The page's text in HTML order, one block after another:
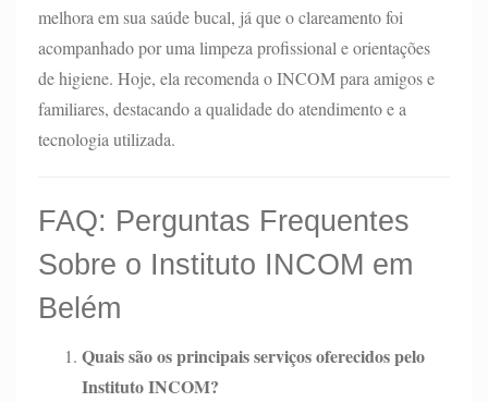
melhora em sua saúde bucal, já que o clareamento foi
acompanhado por uma limpeza profissional e orientações
de higiene. Hoje, ela recomenda o INCOM para amigos e
familiares, destacando a qualidade do atendimento e a
tecnologia utilizada.
FAQ: Perguntas Frequentes
Sobre o Instituto INCOM em
Belém
Quais são os principais serviços oferecidos pelo
Instituto INCOM?